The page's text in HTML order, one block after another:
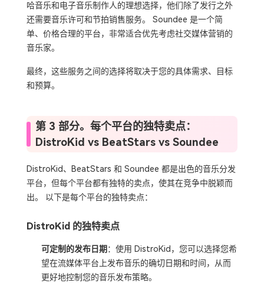
哈音乐和电子音乐制作人的理想选择，他们除了发行之外
还需要音乐许可和节拍销售服务。 Soundee 是一个简
单、价格合理的平台，非常适合优先考虑社交媒体营销的
音乐家。
最终，这些服务之间的选择将取决于您的具体需求、目标
和预算。
第 3 部分。每个平台的独特卖点：
DistroKid vs BeatStars vs Soundee
DistroKid、BeatStars 和 Soundee 都是出色的音乐分发
平台，但每个平台都有独特的卖点，使其在竞争中脱颖而
出。 以下是每个平台的独特卖点：
DistroKid 的独特卖点
可定制的发布日期 ：使用 DistroKid，您可以选择您希
望在流媒体平台上发布音乐的确切日期和时间，从而
更好地控制您的音乐发布策略。